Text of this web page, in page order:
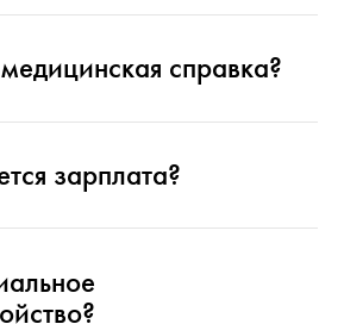
справка?
зарплата?